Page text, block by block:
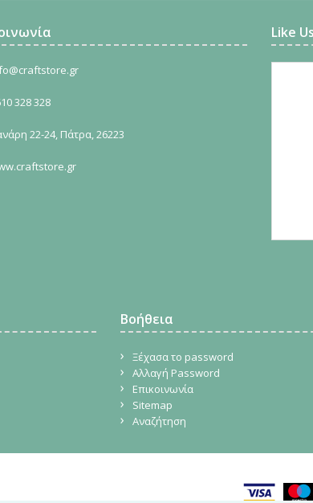
328 328
22-24, Πάτρα, 26223
Like
Βοήθεια
Ξέχασα το password
Αλλαγή Password
Επικοινωνία
Sitemap
Αναζήτηση